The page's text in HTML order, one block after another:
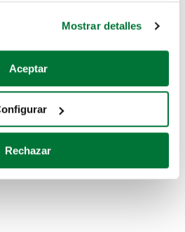
sobre su ubicación geográfica
analizándolo activamente
específicas (huellas
sobre cómo se procesan sus
Mostrar detalles
Aceptar
Rechazar